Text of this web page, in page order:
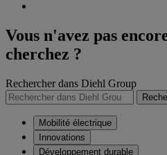
Vous n'avez pas
cherchez ?
Rechercher dans Diehl Group
Mobilité électrique
Innovations
Développement durable